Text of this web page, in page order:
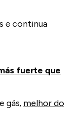
e continua
fuerte que
gás, melhor do